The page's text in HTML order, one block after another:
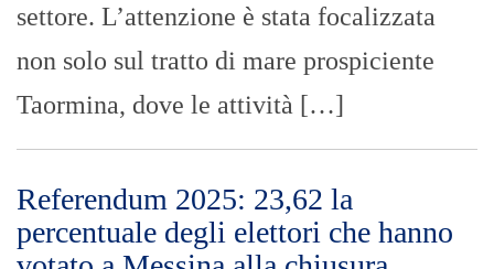
settore. L’attenzione è stata focalizzata
non solo sul tratto di mare prospiciente
Taormina, dove le attività […]
Referendum 2025: 23,62 la
percentuale degli elettori che hanno